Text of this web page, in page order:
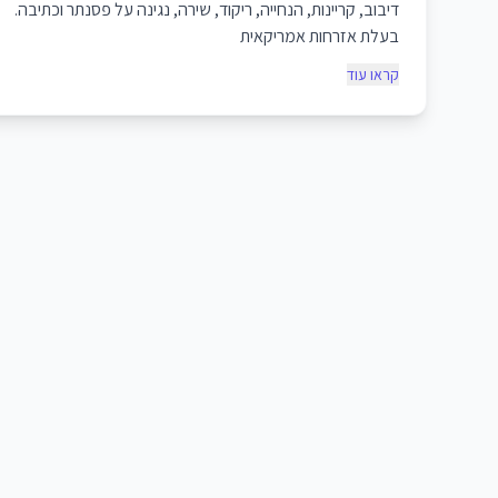
דיבוב, קריינות, הנחייה, ריקוד, שירה, נגינה על פסנתר וכתיבה.
בעלת אזרחות אמריקאית
קראו עוד